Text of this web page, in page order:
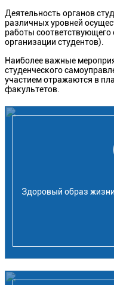
Деятельность органов
различных уровней
работы соответствующего
организации студентов).
Наиболее важные
студенческого
участием отражаются в
факультетов.
Здоровый образ